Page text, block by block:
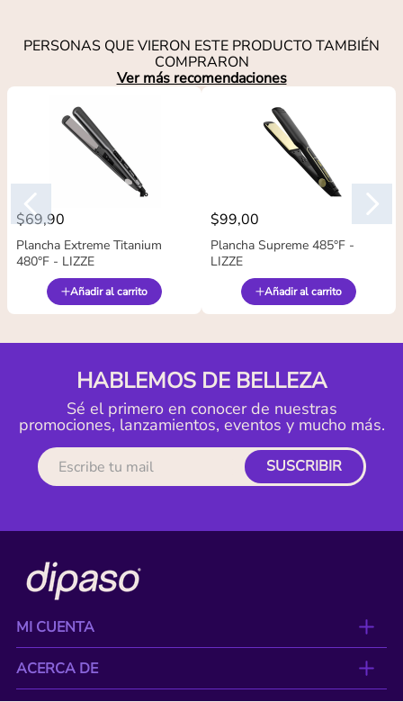
PERSONAS QUE VIERON ESTE PRODUCTO TAMBIÉN
COMPRARON
Ver más recomendaciones
$69,90
Plancha Extreme Titanium
480°F - LIZZE
Añadir al carrito
$99,00
Plancha Supreme 485°F -
LIZZE
Añadir al carrito
HABLEMOS DE BELLEZA
Sé el primero en conocer de nuestras
promociones, lanzamientos, eventos y mucho más.
SUSCRIBIR
MI CUENTA
ACERCA DE